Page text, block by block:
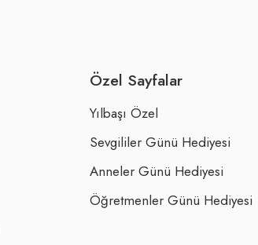
Özel Sayfalar
Yılbaşı Özel
Sevgililer Günü Hediyesi
Anneler Günü Hediyesi
Öğretmenler Günü Hediyesi